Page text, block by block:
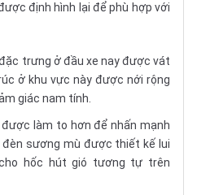
định hình lại để phù hợp với
trưng ở đầu xe nay được vát
ở khu vực này được nới rộng
giác nam tính.
làm to hơn để nhấn mạnh
sương mù được thiết kế lui
hốc hút gió tương tự trên